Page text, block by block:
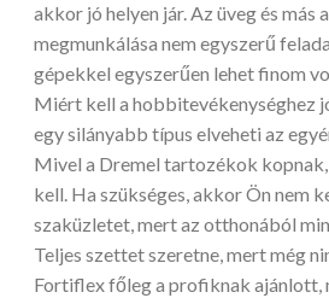
akkor jó helyen jár. Az üveg és más
megmunkálása nem egyszerű
gépekkel egyszerűen lehet finom
Miért kell a hobbitevékenységhez
egy silányabb típus elveheti az
Mivel a Dremel tartozékok
kell. Ha szükséges, akkor Ön nem
szaküzletet, mert az otthonából
Teljes szettet szeretne, mert még
Fortiflex főleg a profiknak ajánlott,